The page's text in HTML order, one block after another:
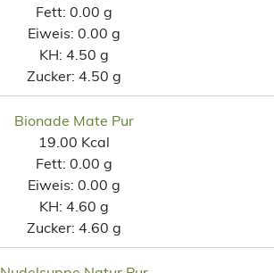
Fett: 0.00 g
Eiweis: 0.00 g
KH: 4.50 g
Zucker: 4.50 g
Bionade Mate Pur
19.00 Kcal
Fett: 0.00 g
Eiweis: 0.00 g
KH: 4.60 g
Zucker: 4.60 g